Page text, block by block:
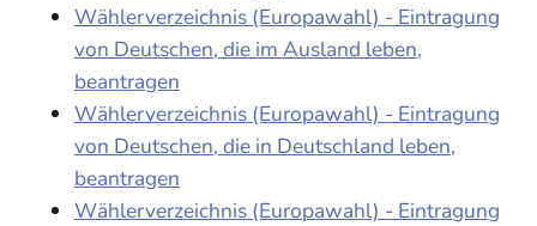
Wählerverzeichnis (Europawahl) - Eintragung
von Deutschen, die im Ausland leben,
beantragen
Wählerverzeichnis (Europawahl) - Eintragung
von Deutschen, die in Deutschland leben,
beantragen
Wählerverzeichnis (Europawahl) - Eintragung